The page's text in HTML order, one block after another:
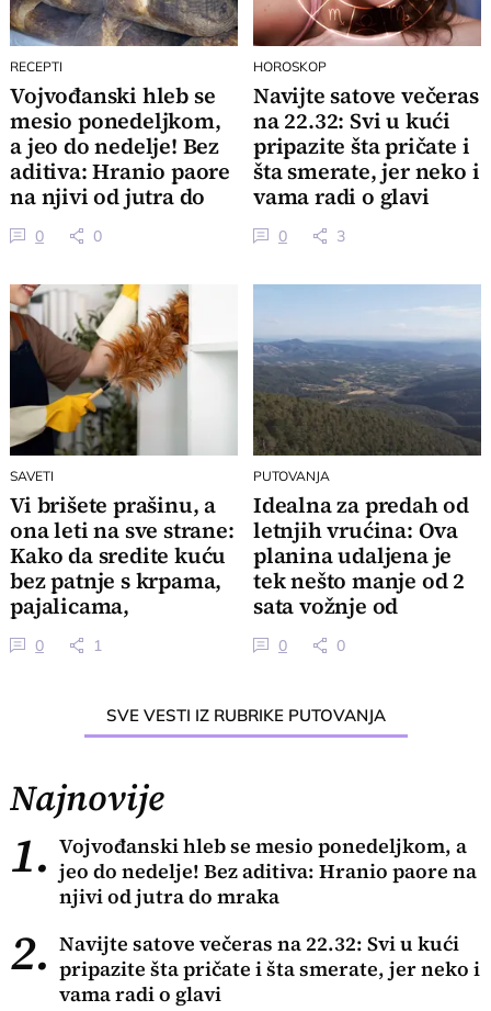
RECEPTI
Vojvođanski hleb se
mesio ponedeljkom,
a jeo do nedelje! Bez
aditiva: Hranio paore
na njivi od jutra do
mraka
0 0
HOROSKOP
Navijte satove večeras
na 22.32: Svi u kući
pripazite šta pričate i
šta smerate, jer neko i
vama radi o glavi
0 3
SAVETI
Vi brišete prašinu, a
ona leti na sve strane:
Kako da sredite kuću
bez patnje s krpama,
pajalicama,
usisivačem
0 1
PUTOVANJA
Idealna za predah od
letnjih vrućina: Ova
planina udaljena je
tek nešto manje od 2
sata vožnje od
Beograda
0 0
SVE VESTI IZ RUBRIKE PUTOVANJA
Najnovije
1. Vojvođanski hleb se mesio ponedeljkom, a
jeo do nedelje! Bez aditiva: Hranio paore na
njivi od jutra do mraka
2. Navijte satove večeras na 22.32: Svi u kući
pripazite šta pričate i šta smerate, jer neko i
vama radi o glavi